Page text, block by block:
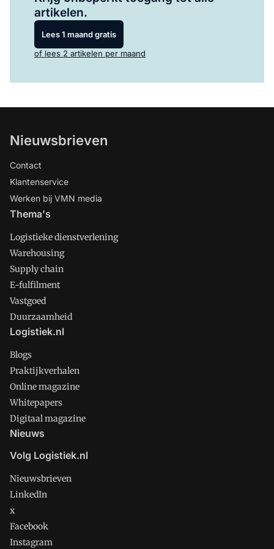
artikelen.
Lees 1 maand gratis
of lees 2 artikelen per maand
Nieuwsbrieven
Contact
Klantenservice
Werken bij VMN media
Thema's
Logistieke dienstverlening
Warehousing
Supply chain
E-fulfilment
Vastgoed
Duurzaamheid
Logistiek.nl
Blogs
Praktijkverhalen
Online magazine
Whitepapers
Digitaal magazine
Nieuws
Volg Logistiek.nl
Nieuwsbrieven
LinkedIn
x
Facebook
Instagram